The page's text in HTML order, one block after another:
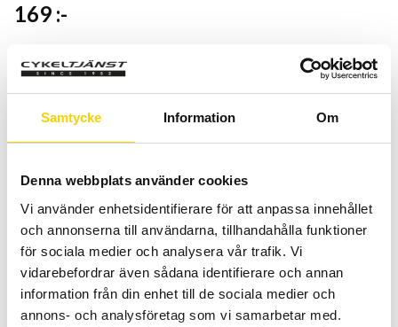
Samtycke Information Om
Denna webbplats använder cookies
Vi använder enhetsidentifierare för att anpassa innehållet
och annonserna till användarna, tillhandahålla funktioner
för sociala medier och analysera vår trafik. Vi
vidarebefordrar även sådana identifierare och annan
information från din enhet till de sociala medier och
annons- och analysföretag som vi samarbetar med.
169 :-
Smak
Quantity
+
-
BUY
Certifierad cykelservice & Shimano Service Center
Allt inom cykel på ett ställe